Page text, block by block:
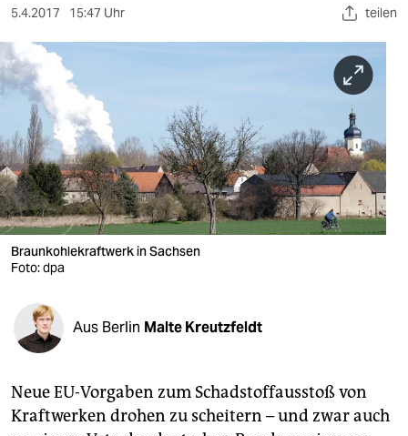
sport
berlin
nord
wahrheit
verlag
verlag
veranstaltungen
fragen & hilfe
unterstützen
abo
genossenschaft
5.4.2017 15:47 Uhr teilen
Braunkohlekraftwerk in Sachsen
Foto: dpa
Aus Berlin Malte Kreutzfeldt
Neue EU-Vorgaben zum Schadstoffausstoß von
Kraftwerken drohen zu scheitern – und zwar auch